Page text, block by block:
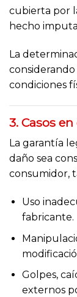
cubierta por
hecho
La
condiciones
3. Casos
La garantía
daño sea
consumidor,
Uso
fabricante.
Golpes,
externos